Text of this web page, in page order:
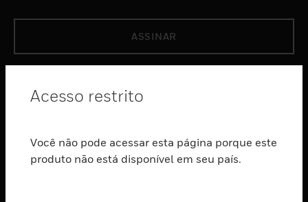
ASSINAR
toggle view
toggle view
SERVIÇOS
Acesso restrito
Você não pode acessar esta página porque este
produto não está disponível em seu país.